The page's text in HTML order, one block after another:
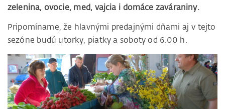
zelenina, ovocie, med, vajcia i domáce zaváraniny.
Pripomíname, že hlavnými predajnými dňami aj v tejto
sezóne budú utorky, piatky a soboty od 6.00 h.